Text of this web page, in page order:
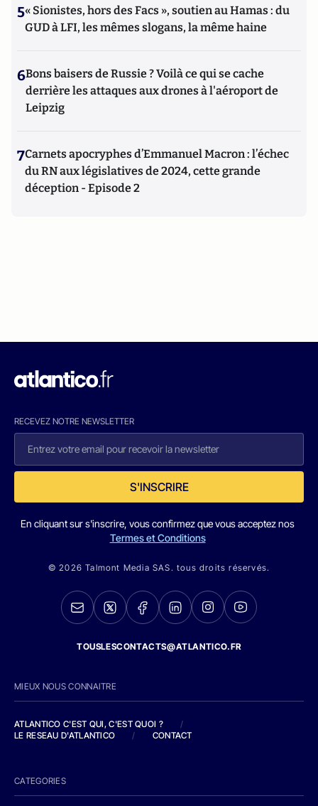
5« Sionistes, hors des Facs », soutien au Hamas : du
GUD à LFI, les mêmes slogans, la même haine
6Bons baisers de Russie ? Voilà ce qui se cache
derrière les attaques aux drones à l'aéroport de
Leipzig
7Carnets apocryphes d’Emmanuel Macron : l’échec
du RN aux législatives de 2024, cette grande
déception - Episode 2
RECEVEZ NOTRE NEWSLETTER
S'INSCRIRE
En cliquant sur s'inscrire, vous confirmez que vous acceptez nos
Termes et Conditions
© 2026 Talmont Media SAS. tous droits réservés.
TOUSLESCONTACTS@ATLANTICO.FR
MIEUX NOUS CONNAITRE
ATLANTICO C'EST QUI, C'EST QUOI ?
/
LE RESEAU D'ATLANTICO
/ CONTACT
CATEGORIES